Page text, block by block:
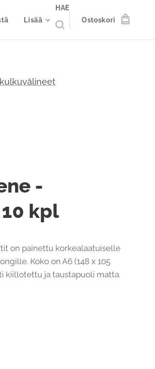
Lisää
HAE
Ostoskori
kulkuvälineet
-
kpl
on painettu korkealaatuiselle
Koko on A6 (148 x 105
kiillotettu ja taustapuoli matta.